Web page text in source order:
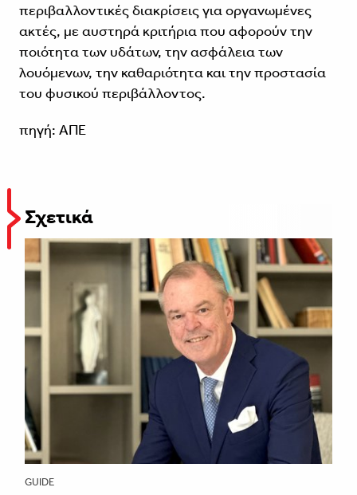
περιβαλλοντικές διακρίσεις για οργανωμένες
ακτές, με αυστηρά κριτήρια που αφορούν την
ποιότητα των υδάτων, την ασφάλεια των
λουόμενων, την καθαριότητα και την προστασία
του φυσικού περιβάλλοντος.
πηγή: ΑΠΕ
Σχετικά
GUIDE